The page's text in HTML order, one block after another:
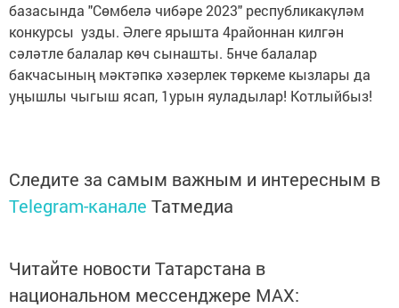
базасында "Сөмбелә чибәре 2023" республикакүләм
конкурсы узды. Әлеге ярышта 4районнан килгән
сәләтле балалар көч сынашты. 5нче балалар
бакчасының мәктәпкә хәзерлек төркеме кызлары да
уңышлы чыгыш ясап, 1урын яуладылар! Котлыйбыз!
Следите за самым важным и интересным в
Telegram-канале Татмедиа
Читайте новости Татарстана в
национальном мессенджере MАХ: